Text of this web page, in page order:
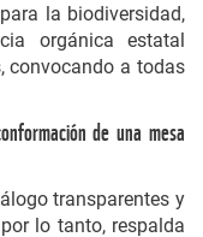
la biodiversidad,
orgánica estatal
convocando a todas
de una mesa
transparentes y
lo tanto, respalda